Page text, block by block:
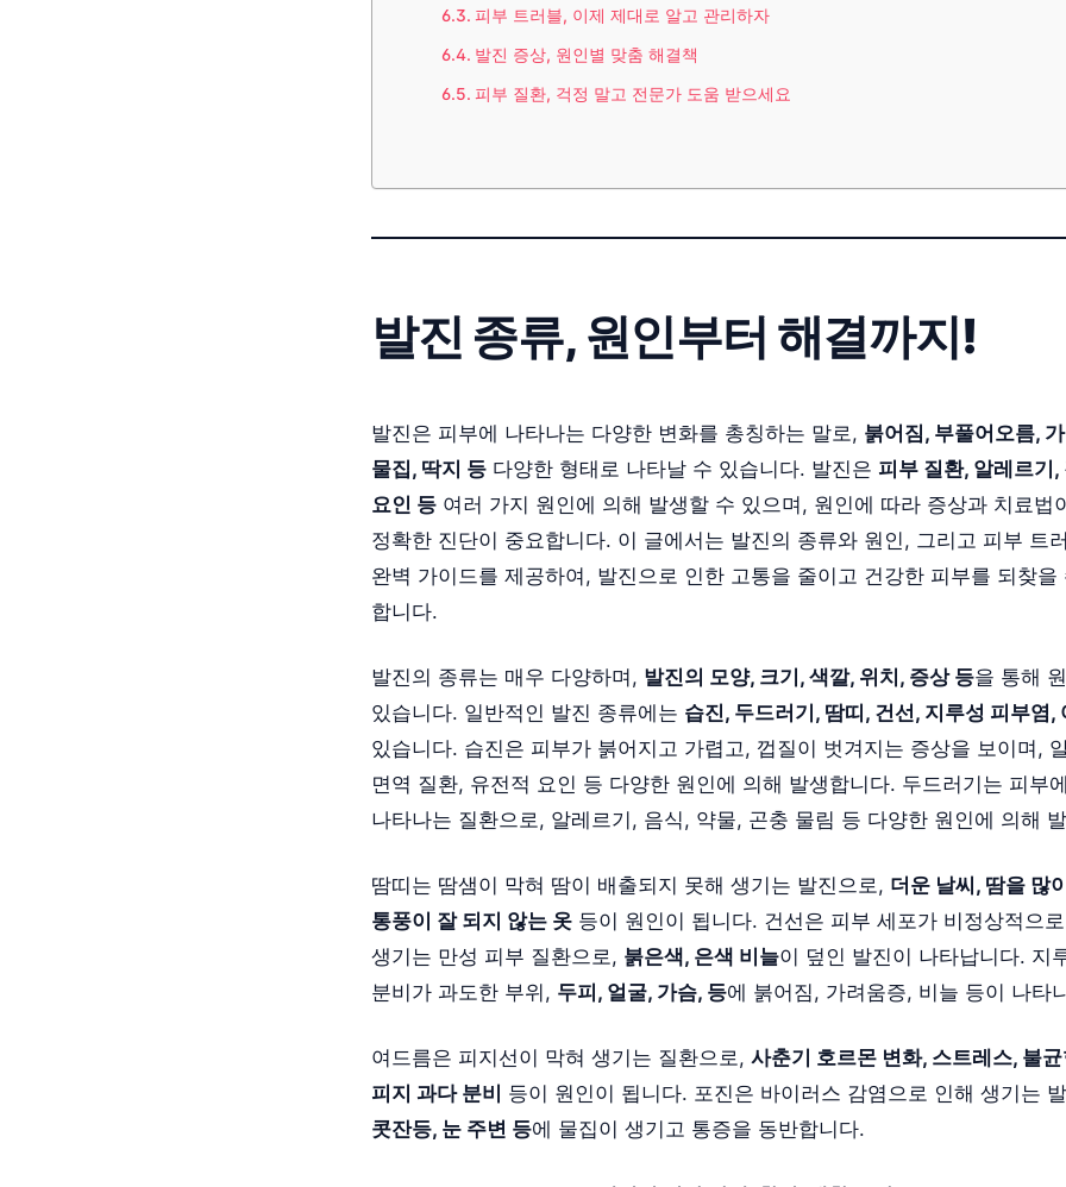
피부 트러블, 이제 제대로 알고 관리하자
발진 증상, 원인별 맞춤 해결책
피부 질환, 걱정 말고 전문가 도움 받으세요
발진 종류, 원인부터 해결까지!
발진은 피부에 나타나는 다양한 변화를 총칭하는 말로, 붉어짐, 부풀어오름,
물집, 딱지 등 다양한 형태로 나타날 수 있습니다. 발진은 피부 질환, 알레르기
요인 등 여러 가지 원인에 의해 발생할 수 있으며, 원인에 따라 증상과 치료법
정확한 진단이 중요합니다. 이 글에서는 발진의 종류와 원인, 그리고 피부 트
완벽 가이드를 제공하여, 발진으로 인한 고통을 줄이고 건강한 피부를 되찾을
합니다.
발진의 종류는 매우 다양하며, 발진의 모양, 크기, 색깔, 위치, 증상 등을 통해
있습니다. 일반적인 발진 종류에는 습진, 두드러기, 땀띠, 건선, 지루성 피부염,
있습니다. 습진은 피부가 붉어지고 가렵고, 껍질이 벗겨지는 증상을 보이며,
면역 질환, 유전적 요인 등 다양한 원인에 의해 발생합니다. 두드러기는 피부
나타나는 질환으로, 알레르기, 음식, 약물, 곤충 물림 등 다양한 원인에 의해
땀띠는 땀샘이 막혀 땀이 배출되지 못해 생기는 발진으로, 더운 날씨, 땀을 많
통풍이 잘 되지 않는 옷 등이 원인이 됩니다. 건선은 피부 세포가 비정상적으
생기는 만성 피부 질환으로, 붉은색, 은색 비늘이 덮인 발진이 나타납니다. 지
분비가 과도한 부위, 두피, 얼굴, 가슴, 등에 붉어짐, 가려움증, 비늘 등이 나타
여드름은 피지선이 막혀 생기는 질환으로, 사춘기 호르몬 변화, 스트레스, 불
피지 과다 분비
등이 원인이 됩니다. 포진은 바이러스 감염으로 인해 생기는
콧잔등, 눈 주변 등에 물집이 생기고 통증을 동반합니다.